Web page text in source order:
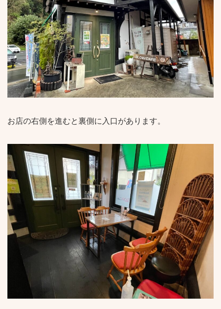
お店の右側を進むと裏側に入口があります。